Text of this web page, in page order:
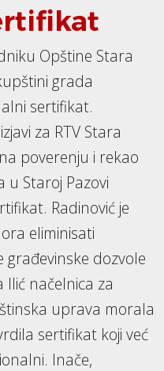
Opštine Stara
grada
sertifikat.
za RTV Stara
poverenju i rekao
u Staroj Pazovi
Radinović je
eliminisati
građevinske dozvole
načelnica za
uprava morala
sertifikat koji već
Inače,